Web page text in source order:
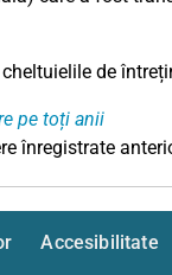
de
pe toți anii
înregistrate
Accesibilitate